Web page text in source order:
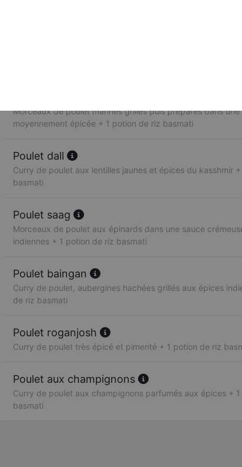
Morceaux de poulet marinés grillés puis préparés dans une
moyennement épicée + 1 potion de riz basmati
Poulet dall
Curry de poulet aux lentilles jaunes et épices du kasshmir
basmati
Poulet saag
Morceaux de poulet aux épinards dans une sauce
indiennes + 1 potion de riz basmati
Poulet baingan
Curry de poulet, aubergines hachées grillés aux épices
de riz basmati
Poulet roganjosh
Curry de poulet très épicé et pimenté + 1 potion de riz
Poulet aux champignons
Curry de poulet aux champignons parfumés aux épices +
basmati